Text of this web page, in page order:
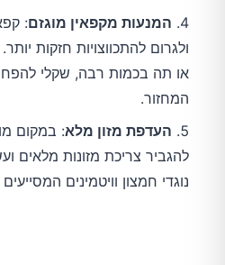
המנעות מקפאין מוגזם:
ולגרום להתכווצויות חזקות
או תה בכמות רבה, שקלי
המחזור.
העדפת מזון מלא: במקום
להגביר צריכת מזונות מלאים
נוגדי חמצון וויטמינים